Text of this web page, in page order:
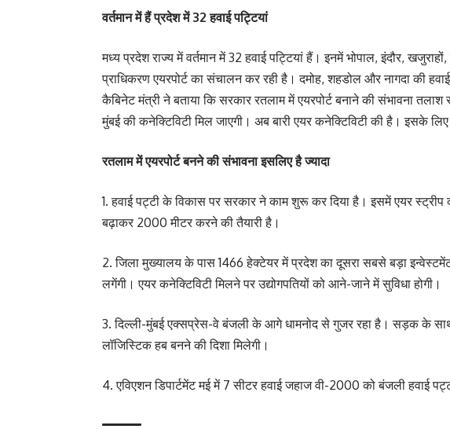
वर्तमान में हैं प्रदेश में 32 हवाई पट्टियां
मध्य प्रदेश राज्य में वर्तमान में 32 हवाई पट्टियां हैं। इनमें भोपाल, इंदौर,
प्राधिकरण एयरपोर्ट का संचालन कर रही है। दमोह, शहडोल और नागदा की
कैबिनेट मंत्री ने बताया कि सरकार रतलाम में एयरपोर्ट बनाने की संभावना
मुंबई की कनेक्टिविटी मिल जाएगी। अब बारी एयर कनेक्टिविटी की है। इसके
रतलाम में एयरपोर्ट बनने की संभावना इसलिए है ज्यादा
1. हवाई पट्टी के विकास पर सरकार ने काम शुरू कर दिया है। इसमें एयर
बढ़ाकर 2000 मीटर करने की तैयारी है।
2. जिला मुख्यालय के पास 1466 हेक्टेयर में प्रदेश का दूसरा सबसे बड़ा
लगेंगी। एयर कनेक्टिविटी मिलने पर उद्योगपतियों को आने-जाने में सुविधा होगी।
3. दिल्ली-मुंबई एक्सप्रेस-वे बंजली के आगे धामनोद से गुजर रहा है। सड़क के
लॉजिस्टिक हब बनने की दिशा मिलेगी।
4. एविएशन डिपार्टमेंट मई में 7 सीटर हवाई जहाज वी-2000 को बंजली हवाई